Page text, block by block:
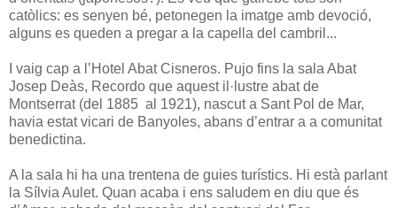
catòlics: es senyen bé, petonegen la imatge amb devoció,
alguns es queden a pregar a la capella del cambril...
I vaig cap a l’Hotel Abat Cisneros. Pujo fins la sala Abat
Josep Deàs, Recordo que aquest il·lustre abat de
Montserrat (del 1885 al 1921), nascut a Sant Pol de Mar,
havia estat vicari de Banyoles, abans d’entrar a a comunitat
benedictina.
A la sala hi ha una trentena de guies turístics. Hi està parlant
la Sílvia Aulet. Quan acaba i ens saludem en diu que és